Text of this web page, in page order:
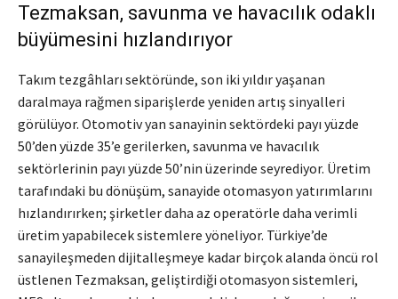
Tezmaksan, savunma ve havacılık odaklı
büyümesini hızlandırıyor
Takım tezgâhları sektöründe, son iki yıldır yaşanan
daralmaya rağmen siparişlerde yeniden artış sinyalleri
görülüyor. Otomotiv yan sanayinin sektördeki payı yüzde
50’den yüzde 35’e gerilerken, savunma ve havacılık
sektörlerinin payı yüzde 50’nin üzerinde seyrediyor. Üretim
tarafındaki bu dönüşüm, sanayide otomasyon yatırımlarını
hızlandırırken; şirketler daha az operatörle daha verimli
üretim yapabilecek sistemlere yöneliyor. Türkiye’de
sanayileşmeden dijitalleşmeye kadar birçok alanda öncü rol
üstlenen Tezmaksan, geliştirdiği otomasyon sistemleri,